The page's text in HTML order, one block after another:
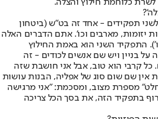
כלוחמת חילוץ והצלה.
תפקידים - אחד זה בט"ש (ביטחון
יזומות, מארבים וכו'. אתם הדברים האלה
התפקיד השני הוא באמת החילוץ
בניין ויש שם אנשים לכודים - זה
קרבי הוא טוב, אבל אני חושבת שזה
אין שם שום סוג של אפליה, הבנות עושות
מספרת מצוב, ומסכמת: "אני מרגישה
בתפקיד הזה, את בסך הכל צריכה